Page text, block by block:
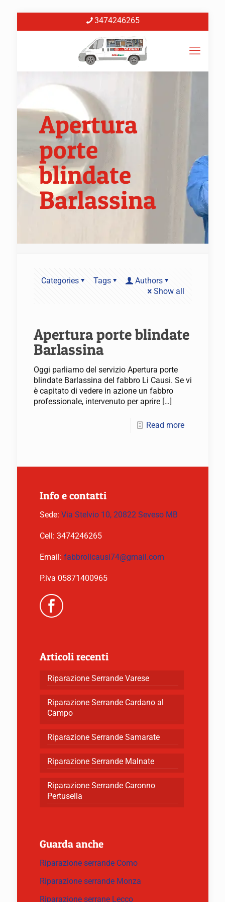
3474246265
Apertura
porte
blindate
Barlassina
Categories Tags
Authors
Show all
Apertura porte blindate
Barlassina
Oggi parliamo del servizio Apertura porte
blindate Barlassina del fabbro Li Causi. Se vi
è capitato di vedere in azione un fabbro
professionale, intervenuto per aprire[…]
Read more
Info e contatti
Sede: Via Stelvio 10, 20822 Seveso MB
Cell: 3474246265
Email: fabbrolicausi74@gmail.com
P.iva 05871400965
Articoli recenti
Riparazione Serrande Varese
Riparazione Serrande Cardano al
Campo
Riparazione Serrande Samarate
Riparazione Serrande Malnate
Riparazione Serrande Caronno
Pertusella
Guarda anche
Riparazione serrande Como
Riparazione serrande Monza
Riparazione serrane Lecco